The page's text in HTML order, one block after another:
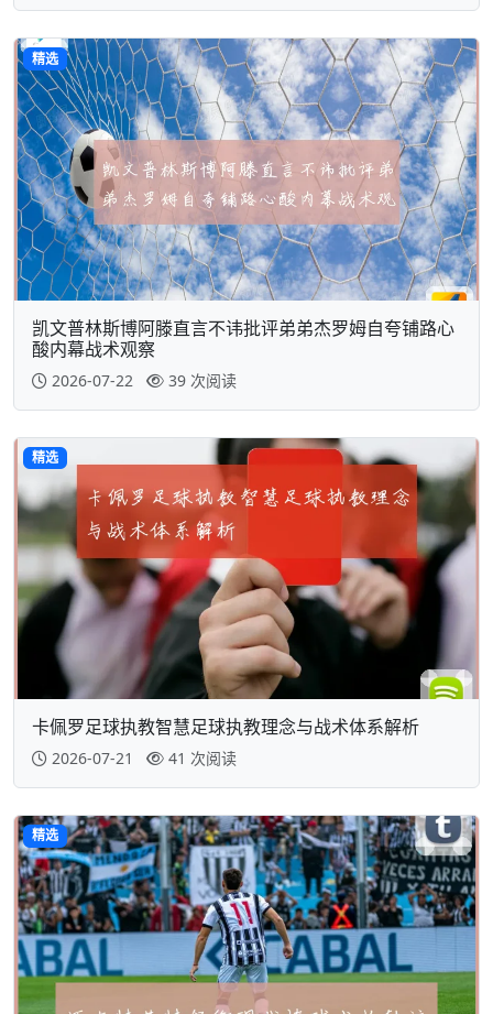
精选
凯文普林斯博阿滕直言不讳批评弟弟杰罗姆自夸铺路心
酸内幕战术观察
2026-07-22 39 次阅读
精选
卡佩罗足球执教智慧足球执教理念与战术体系解析
2026-07-21 41 次阅读
精选